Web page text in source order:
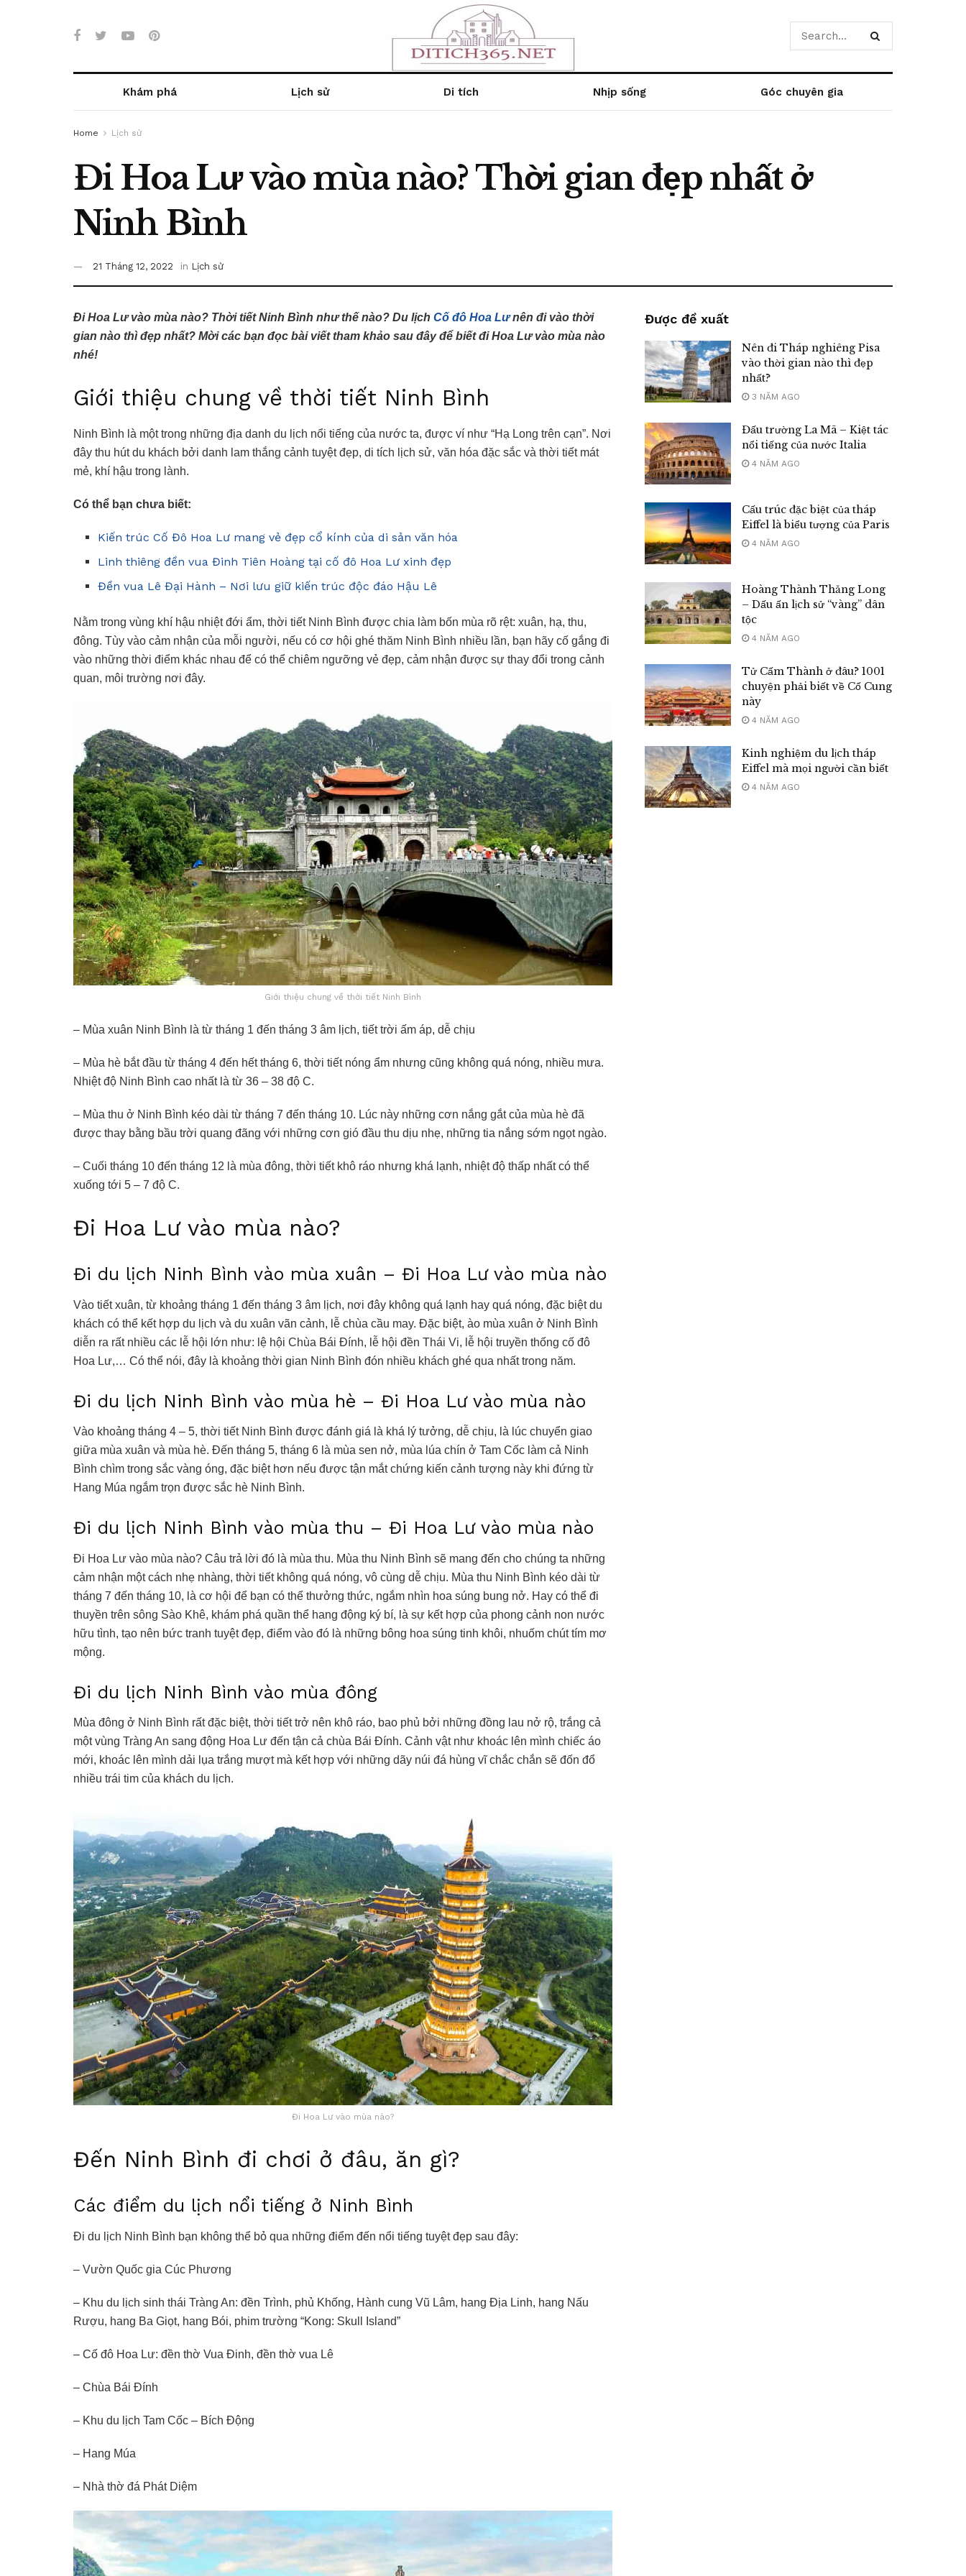
Khám phá Lịch sử Di tích Nhịp sống Góc chuyên gia
Home Lịch sử
Đi Hoa Lư vào mùa nào? Thời gian đẹp nhất ở
Ninh Bình
21 Tháng 12, 2022 in Lịch sử
Đi Hoa Lư vào mùa nào? Thời tiết Ninh Bình như thế nào? Du lịch Cố đô Hoa Lưnên đi vào thời
gian nào thì đẹp nhất? Mời các bạn đọc bài viết tham khảo sau đây để biết đi Hoa Lư vào mùa nào
nhé!
Giới thiệu chung về thời tiết Ninh Bình
Ninh Bình là một trong những địa danh du lịch nổi tiếng của nước ta, được ví như “Hạ Long trên cạn”. Nơi
đây thu hút du khách bởi danh lam thắng cảnh tuyệt đẹp, di tích lịch sử, văn hóa đặc sắc và thời tiết mát
mẻ, khí hậu trong lành.
Có thể bạn chưa biết:
Kiến trúc Cố Đô Hoa Lư mang vẻ đẹp cổ kính của di sản văn hóa
Linh thiêng đền vua Đinh Tiên Hoàng tại cố đô Hoa Lư xinh đẹp
Đền vua Lê Đại Hành – Nơi lưu giữ kiến trúc độc đáo Hậu Lê
Nằm trong vùng khí hậu nhiệt đới ẩm, thời tiết Ninh Bình được chia làm bốn mùa rõ rệt: xuân, hạ, thu,
đông. Tùy vào cảm nhận của mỗi người, nếu có cơ hội ghé thăm Ninh Bình nhiều lần, bạn hãy cố gắng đi
vào những thời điểm khác nhau để có thể chiêm ngưỡng vẻ đẹp, cảm nhận được sự thay đổi trong cảnh
quan, môi trường nơi đây.
Giới thiệu chung về thời tiết Ninh Bình
– Mùa xuân Ninh Bình là từ tháng 1 đến tháng 3 âm lịch, tiết trời ấm áp, dễ chịu
– Mùa hè bắt đầu từ tháng 4 đến hết tháng 6, thời tiết nóng ẩm nhưng cũng không quá nóng, nhiều mưa.
Nhiệt độ Ninh Bình cao nhất là từ 36 – 38 độ C.
– Mùa thu ở Ninh Bình kéo dài từ tháng 7 đến tháng 10. Lúc này những cơn nắng gắt của mùa hè đã
được thay bằng bầu trời quang đãng với những cơn gió đầu thu dịu nhẹ, những tia nắng sớm ngọt ngào.
– Cuối tháng 10 đến tháng 12 là mùa đông, thời tiết khô ráo nhưng khá lạnh, nhiệt độ thấp nhất có thể
xuống tới 5 – 7 độ C.
Đi Hoa Lư vào mùa nào?
Đi du lịch Ninh Bình vào mùa xuân – Đi Hoa Lư vào mùa nào
Vào tiết xuân, từ khoảng tháng 1 đến tháng 3 âm lịch, nơi đây không quá lạnh hay quá nóng, đặc biệt du
khách có thể kết hợp du lịch và du xuân vãn cảnh, lễ chùa cầu may. Đặc biệt, ào mùa xuân ở Ninh Bình
diễn ra rất nhiều các lễ hội lớn như: lệ hội Chùa Bái Đính, lễ hội đền Thái Vi, lễ hội truyền thống cố đô
Hoa Lư,… Có thể nói, đây là khoảng thời gian Ninh Bình đón nhiều khách ghé qua nhất trong năm.
Đi du lịch Ninh Bình vào mùa hè – Đi Hoa Lư vào mùa nào
Vào khoảng tháng 4 – 5, thời tiết Ninh Bình được đánh giá là khá lý tưởng, dễ chịu, là lúc chuyển giao
giữa mùa xuân và mùa hè. Đến tháng 5, tháng 6 là mùa sen nở, mùa lúa chín ở Tam Cốc làm cả Ninh
Bình chìm trong sắc vàng óng, đặc biệt hơn nếu được tận mắt chứng kiến cảnh tượng này khi đứng từ
Hang Múa ngắm trọn được sắc hè Ninh Bình.
Đi du lịch Ninh Bình vào mùa thu – Đi Hoa Lư vào mùa nào
Đi Hoa Lư vào mùa nào? Câu trả lời đó là mùa thu. Mùa thu Ninh Bình sẽ mang đến cho chúng ta những
cảm nhận một cách nhẹ nhàng, thời tiết không quá nóng, vô cùng dễ chịu. Mùa thu Ninh Bình kéo dài từ
tháng 7 đến tháng 10, là cơ hội để bạn có thể thưởng thức, ngắm nhìn hoa súng bung nở. Hay có thể đi
thuyền trên sông Sào Khê, khám phá quần thể hang động ký bí, là sự kết hợp của phong cảnh non nước
hữu tình, tạo nên bức tranh tuyệt đẹp, điểm vào đó là những bông hoa súng tinh khôi, nhuốm chút tím mơ
mộng.
Đi du lịch Ninh Bình vào mùa đông
Mùa đông ở Ninh Bình rất đặc biệt, thời tiết trở nên khô ráo, bao phủ bởi những đồng lau nở rộ, trắng cả
một vùng Tràng An sang động Hoa Lư đến tận cả chùa Bái Đính. Cảnh vật như khoác lên mình chiếc áo
mới, khoác lên mình dải lụa trắng mượt mà kết hợp với những dãy núi đá hùng vĩ chắc chắn sẽ đốn đổ
nhiều trái tim của khách du lịch.
Đi Hoa Lư vào mùa nào?
Đến Ninh Bình đi chơi ở đâu, ăn gì?
Các điểm du lịch nổi tiếng ở Ninh Bình
Đi du lịch Ninh Bình bạn không thể bỏ qua những điểm đến nổi tiếng tuyệt đẹp sau đây:
– Vườn Quốc gia Cúc Phương
– Khu du lịch sinh thái Tràng An: đền Trình, phủ Khống, Hành cung Vũ Lâm, hang Địa Linh, hang Nấu
Rượu, hang Ba Giọt, hang Bói, phim trường “Kong: Skull Island”
– Cố đô Hoa Lư: đền thờ Vua Đinh, đền thờ vua Lê
– Chùa Bái Đính
– Khu du lịch Tam Cốc – Bích Động
– Hang Múa
– Nhà thờ đá Phát Diệm
Được đề xuất
Nên đi Tháp nghiêng Pisa
vào thời gian nào thì đẹp
nhất?
3 NĂM AGO
Đấu trường La Mã – Kiệt tác
nổi tiếng của nước Italia
4 NĂM AGO
Cấu trúc đặc biệt của tháp
Eiffel là biểu tượng của Paris
4 NĂM AGO
Hoàng Thành Thăng Long
– Dấu ấn lịch sử “vàng” dân
tộc
4 NĂM AGO
Tử Cấm Thành ở đâu? 1001
chuyện phải biết về Cố Cung
này
4 NĂM AGO
Kinh nghiệm du lịch tháp
Eiffel mà mọi người cần biết
4 NĂM AGO